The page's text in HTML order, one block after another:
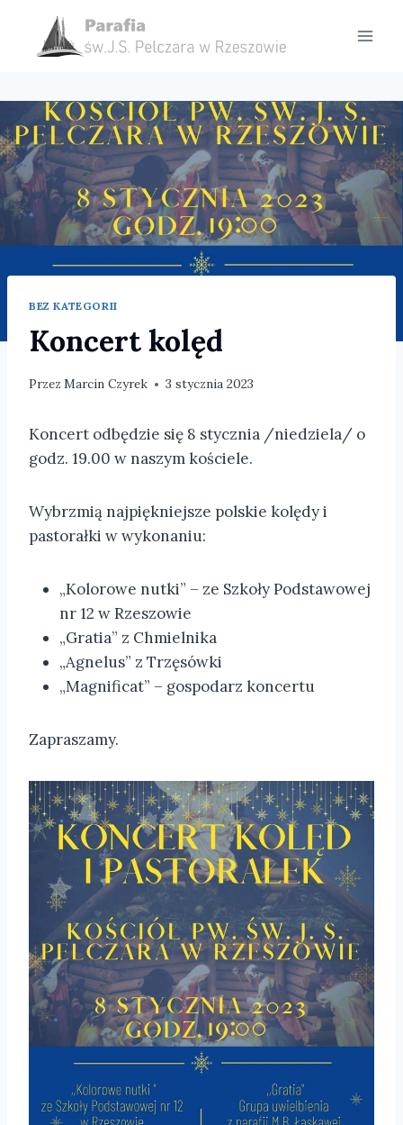
treści
BEZ KATEGORII
Koncert kolęd
Przez Marcin Czyrek 3 stycznia 2023
Koncert odbędzie się 8 stycznia /niedziela/ o
godz. 19.00 w naszym kościele.
Wybrzmią najpiękniejsze polskie kolędy i
pastorałki w wykonaniu:
„Kolorowe nutki” – ze Szkoły Podstawowej
nr 12 w Rzeszowie
„Gratia” z Chmielnika
„Agnelus” z Trzęsówki
„Magnificat” – gospodarz koncertu
Zapraszamy.